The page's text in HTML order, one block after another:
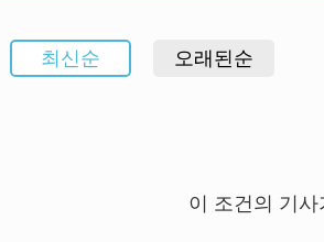
최신순 오래된순
이 조건의 기